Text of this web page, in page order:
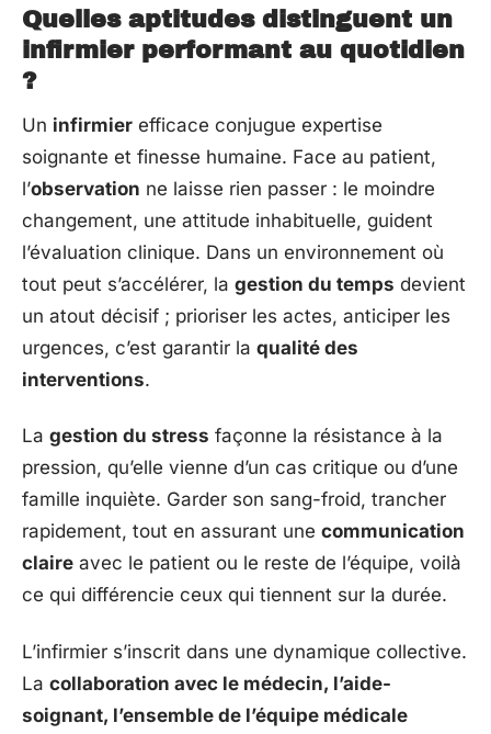
Quelles aptitudes distinguent un
infirmier performant au quotidien
?
Un infirmier efficace conjugue expertise
soignante et finesse humaine. Face au patient,
l’observation ne laisse rien passer : le moindre
changement, une attitude inhabituelle, guident
l’évaluation clinique. Dans un environnement où
tout peut s’accélérer, la gestion du temps devient
un atout décisif ; prioriser les actes, anticiper les
urgences, c’est garantir la qualité des
interventions.
La gestion du stress façonne la résistance à la
pression, qu’elle vienne d’un cas critique ou d’une
famille inquiète. Garder son sang-froid, trancher
rapidement, tout en assurant une communication
claire avec le patient ou le reste de l’équipe, voilà
ce qui différencie ceux qui tiennent sur la durée.
L’infirmier s’inscrit dans une dynamique collective.
La collaboration avec le médecin, l’aide-
soignant, l’ensemble de l’équipe médicale